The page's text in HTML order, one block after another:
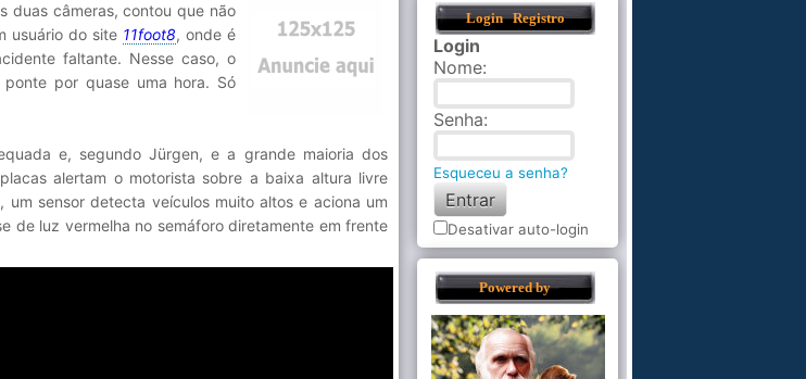
duas câmeras, contou que não
usuário do site 11foot8, onde é
faltante. Nesse caso, o
por quase uma hora. Só
e, segundo Jürgen, e a grande maioria dos
alertam o motorista sobre a baixa altura livre
sensor detecta veículos muito altos e aciona um
de luz vermelha no semáforo diretamente em frente
Login Registro
Login
Nome:
Senha:
Esqueceu a senha?
Desativar auto-login
Powered by